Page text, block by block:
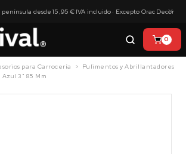
desde 15,95 € IVA incluido · Excepto Orac Decor
×
0
para Carrocería
Pulimentos y Abrillantadores
3" 85 Mm